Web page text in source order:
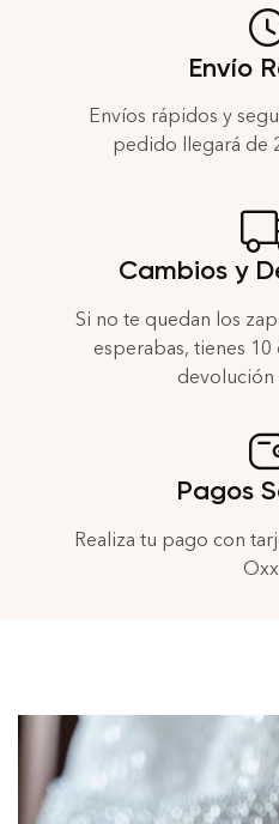
Envío
Envíos rápidos y
pedido llegará de
Cambios y
Si no te quedan los
esperabas, tienes 10
devolución
Pagos
Realiza tu pago con